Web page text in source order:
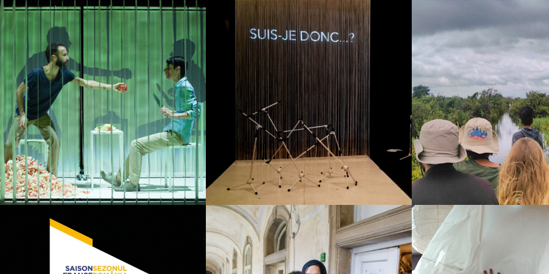
Au dehors
Collectif Open
Source
Scène
Das ist die
Galerie
Edition
Parution
Suis-je
Scène Scène